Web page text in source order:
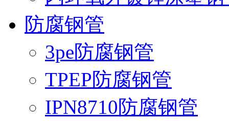
防腐钢管
3pe防腐钢管
TPEP防腐钢管
IPN8710防腐钢管